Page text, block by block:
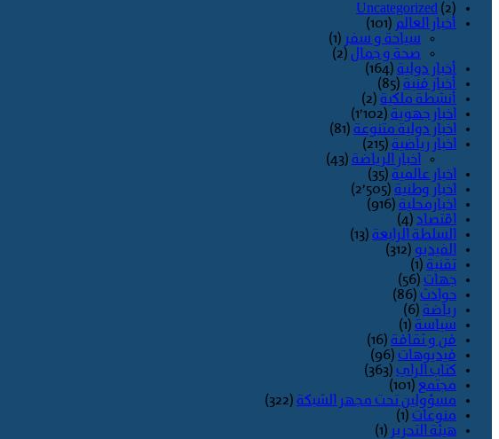
Uncategorized (2)
أخبار العالم (101)
سياحة و سفر (1)
صحة و جمال (2)
أخبار دولية (164)
أخبار فنية (85)
أنشطة ملكية (2)
اخبار جهوية (1٬102)
اخبار دولية متنوعة (81)
اخبار رياضية (215)
اخبار الرياضة (43)
اخبار عالمية (35)
اخبار وطنية (2٬505)
اخبارمحلية (916)
اقتصاد (4)
السلطة الرابعة (13)
الفيديو (312)
تقنية (1)
جهات (56)
حوادث (86)
رياضة (6)
سياسة (1)
فن و ثقافة (16)
فيديوهات (96)
كتاب الراي (363)
مجتمع (101)
مسؤولين تحت مجهر الشبكة (322)
منوعات (1)
هيئة التحرير (1)